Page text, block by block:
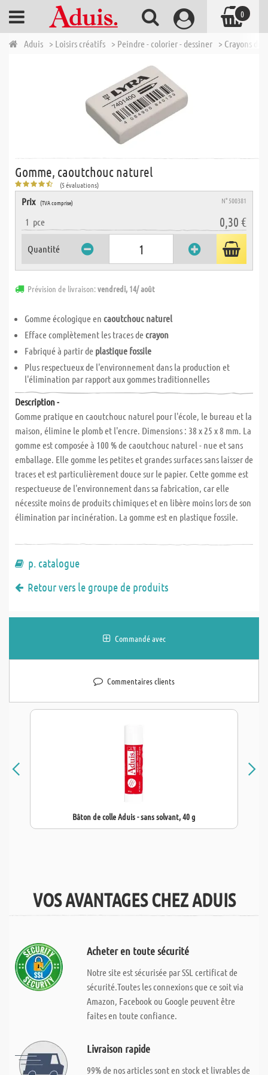
Aduis > Loisirs créatifs > Peindre - colorier - dessiner > Crayons de
Gomme, caoutchouc naturel
(5 évaluations)
Prix (TVA comprise) N° 500381
1 pce 0,30 €
Quantité
Prévision de livraison:vendredi, 14/ août
Gomme écologique en caoutchouc naturel
Efface complètement les traces decrayon
Fabriqué à partir de plastique fossile
Plus respectueux de l'environnement dans la production et
l'élimination par rapport aux gommes traditionnelles
Description -
Gomme pratique en caoutchouc naturel pour l'école, le bureau et la
maison, élimine le plomb et l'encre. Dimensions : 38 x 25 x 8 mm. La
gomme est composée à 100 % de caoutchouc naturel - nue et sans
emballage. Elle gomme les petites et grandes surfaces sans laisser de
traces et est particulièrement douce sur le papier. Cette gomme est
respectueuse de l'environnement dans sa fabrication, car elle
nécessite moins de produits chimiques et en libère moins lors de son
élimination par incinération. La gomme est en plastique fossile.
p. catalogue
Retour vers le groupe de produits
Commandé avec
Commentaires clients
Bâton de colle Aduis - sans solvant, 40 g
VOS AVANTAGES CHEZ ADUIS
Acheter en toute sécurité
Notre site est sécurisée par SSL certificat de
sécurité.Toutes les connexions que ce soit via
Amazon, Facebook ou Google peuvent être
faites en toute confiance.
Livraison rapide
99% de nos articles sont en stock et livrables de
0